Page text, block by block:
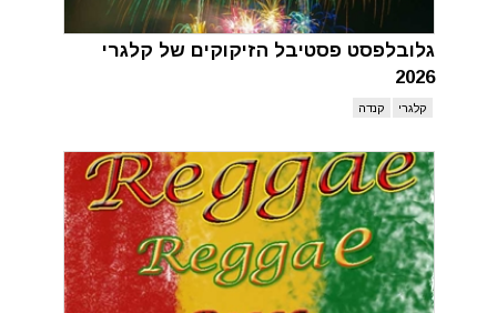
גלובלפסט פסטיבל הזיקוקים של קלגרי
2026
קלגרי קנדה